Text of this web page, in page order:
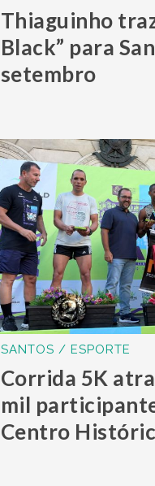
Thiaguinho
Black” para
setembro
SANTOS / ESPORTE
Corrida 5K
mil
Centro